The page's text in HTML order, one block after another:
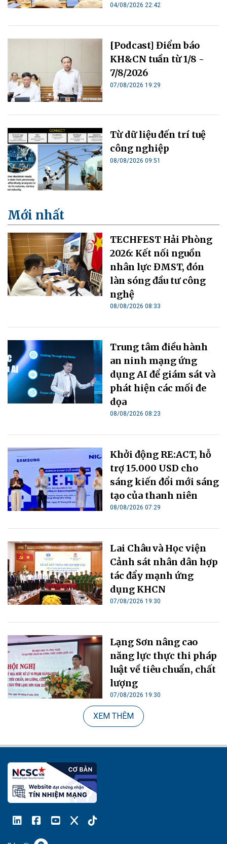
04/08/2026 22:42
[Podcast] Điểm báo
KH&CN tuần từ 1/8 -
7/8/2026
07/08/2026 19:29
Từ dữ liệu đến trí tuệ
công nghiệp
08/08/2026 09:51
Mới nhất
TECHFEST Hải Phòng
2026: Kết nối nguồn
nhân lực ĐMST, đón
làn sóng đầu tư công
nghệ
08/08/2026 08:33
Trung tâm điều hành
an ninh mạng ứng
dụng AI để giám sát và
phát hiện các mối đe
dọa
08/08/2026 08:23
Khởi động RE:ACT, hỗ
trợ 15.000 USD cho
sáng kiến đổi mới sáng
tạo của thanh niên
08/08/2026 07:29
Lai Châu và Học viện
Cảnh sát nhân dân hợp
tác đẩy mạnh ứng
dụng KHCN
07/08/2026 19:30
Lạng Sơn nâng cao
năng lực thực thi pháp
luật về tiêu chuẩn, chất
lượng
07/08/2026 19:30
XEM THÊM